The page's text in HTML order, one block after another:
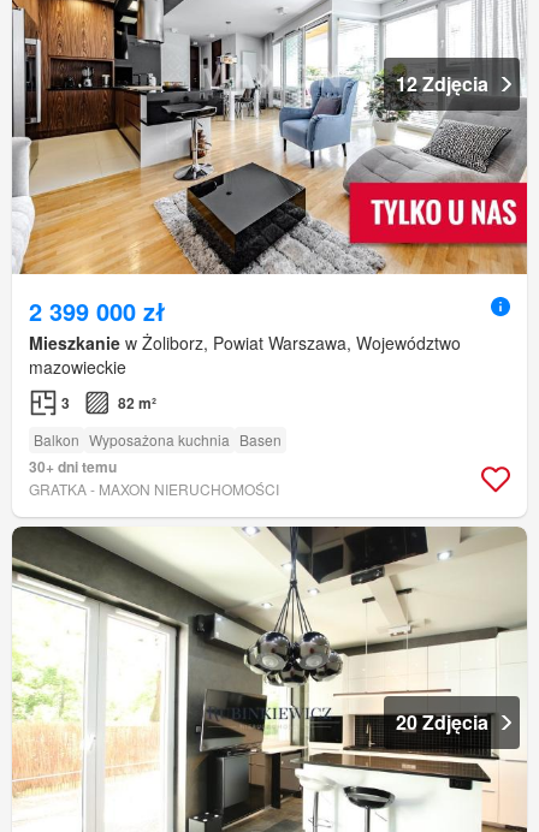
12 Zdjęcia
2 399 000 zł
Mieszkanie w Żoliborz, Powiat Warszawa, Województwo
mazowieckie
3 82 m²
Balkon Wyposażona kuchnia Basen
30+ dni temu
GRATKA - MAXON NIERUCHOMOŚCI
20 Zdjęcia